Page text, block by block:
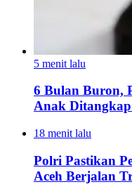
5 menit lalu
6 Bulan Buron,
Anak
18 menit lalu
Polri Pastikan
Aceh Berjalan